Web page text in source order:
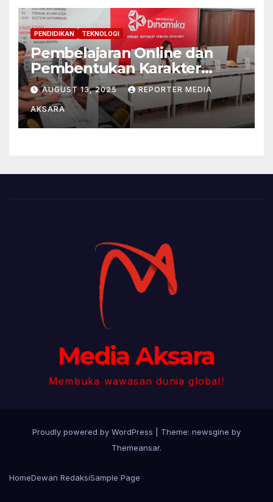
PENDIDIKAN TEKNOLOGI
Pembelajaran Online dan
Pembentukan Karakter
Mahasiswa di Tengah Era
Digital
AUGUST 13, 2025 REPORTER MEDIA
AKSARA
Media Aksara
Membuka wawasan dunia global!
Proudly powered by WordPress
Theme: newsgine by
Themeansar.
HomeDewan RedaksiSample Page